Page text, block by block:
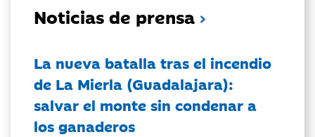
Noticias de prensa
La nueva batalla tras el incendio
de La Mierla (Guadalajara):
salvar el monte sin condenar a
los ganaderos